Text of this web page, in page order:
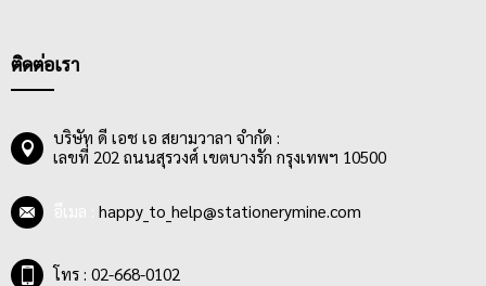
ติดต่อเรา
บริษัท ดี เอช เอ สยามวาลา จำกัด :
เลขที่ 202 ถนนสุรวงศ์ เขตบางรัก กรุงเทพฯ 10500
happy_to_help@stationerymine.com
โทร : 02-668-0102